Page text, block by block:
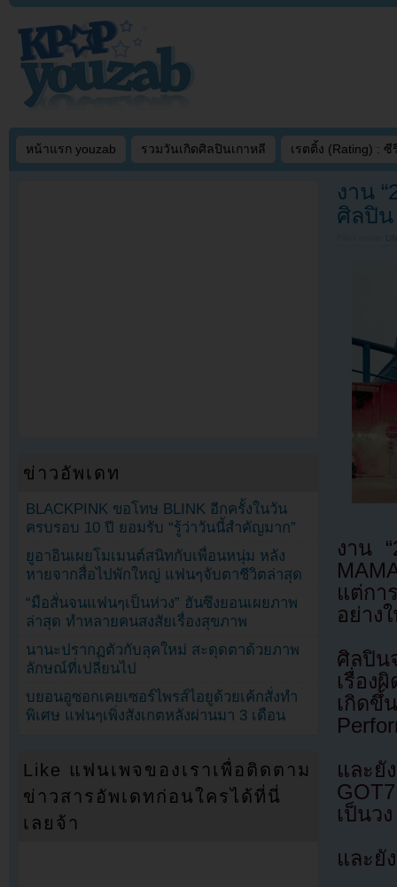
หน้าแรก youzab รวมวันเกิดศิลปินเกาหลี เรตติ้ง (Rating) : ซี
งาน
ศิลปิน
งาน
แต่กา
อย่าง
ศิลปิน
เรื่อง
เกิด
และยั
เป็นว
และยั
ข่าวอัพเดท
BLACKPINK ขอโทษ BLINK อีกครั้งในวัน
ครบรอบ 10 ปี ยอมรับ “รู้ว่าวันนี้สำคัญมาก”
ยูอาอินเผยโมเมนต์สนิทกับเพื่อนหนุ่ม หลัง
หายจากสื่อไปพักใหญ่ แฟนๆจับตาชีวิตล่าสุด
“มือสั่นจนแฟนๆเป็นห่วง” ฮันซึงยอนเผยภาพ
ล่าสุด ทำหลายคนสงสัยเรื่องสุขภาพ
นานะปรากฏตัวกับลุคใหม่ สะดุดตาด้วยภาพ
ลักษณ์ที่เปลี่ยนไป
บยอนอูซอกเคยเซอร์ไพรส์ไอยูด้วยเค้กสั่งทำ
พิเศษ แฟนๆเพิ่งสังเกตหลังผ่านมา 3 เดือน
Like แฟนเพจของเราเพื่อติดตาม
ข่าวสารอัพเดทก่อนใครได้ที่นี่
เลยจ้า